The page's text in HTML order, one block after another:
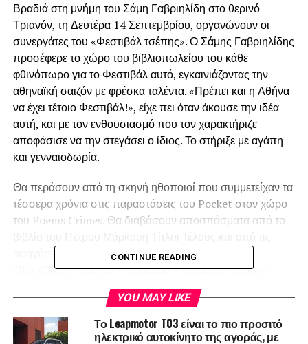
Βραδιά στη μνήμη του Σάμη Γαβριηλίδη στο θερινό
Τριανόν, τη Δευτέρα 14 Σεπτεμβρίου, οργανώνουν οι
συνεργάτες του «Φεστιβάλ τσέπης». Ο Σάμης Γαβριηλίδης
προσέφερε το χώρο του βιβλιοπωλείου του κάθε
φθινόπωρο για το Φεστιβάλ αυτό, εγκαινιάζοντας την
αθηναϊκή σαιζόν με φρέσκα ταλέντα. «Πρέπει και η Αθήνα
να έχει τέτοιο Φεστιβάλ!», είχε πει όταν άκουσε την ιδέα
αυτή, και με τον ενθουσιασμό που τον χαρακτήριζε
αποφάσισε να την στεγάσει ο ίδιος. Το στήριξε με αγάπη
και γενναιοδωρία.
Θα περάσουν από τη σκηνή ηθοποιοί που συμμετείχαν τα
τέσσερα χρόνια στις παραστάσεις του Pocket στον χώρο
του Poems Crimes. Θα διαβάσουν αποσπάσματα από το
αφηγήσεις της Καρολίνας Ναχμούλη – Γαβριηλίδη
“BLOCK 25” (έρευνα – επιμέλεια – επίμετρο – σχόλια
Λευτέρης Ξανθόπουλος). Οι ηθοποιοί θα τραγουδήσουν
τραγούδια που είχαν ακουστεί στα Pocket festivals και
είχε αγαπήσει ο Σάμης, του άρεσε να τραγουδούν
ηθοποιοί. Η Μάνια Παπαδημητρίου θα διαβάσει και θα
CONTINUE READING
YOU MAY LIKE
Το Leapmotor T03 είναι το πιο προσιτό
ηλεκτρικό αυτοκίνητο της αγοράς, με